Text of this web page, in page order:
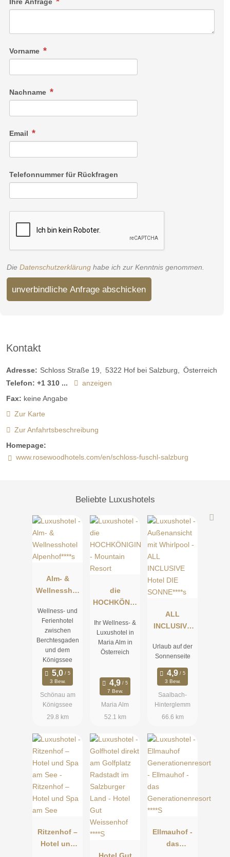
Vorname
Nachname
Email
Telefonnummer für Rückfragen
Die Datenschutzerklärung habe ich zur Kenntnis genommen.
unverbindliche Anfrage abschicken
Kontakt
Adresse: Schloss Straße 19 5322 Hof bei Salzburg
Österreich
Telefon: +1 310 ...
anzeigen
Fax: keine Angabe
Zur Karte
Zur Anfahrtsbeschreibung
Homepage:
www.rosewoodhotels.com/en/schloss-fuschl-salzburg
Beliebte Luxushotels
Alm- &
Wellnesshot
Alpenhof****
Wellness- und
Ferienhotel
zwischen
Berchtesgaden
und dem
Königssee
3 Bew.
Schönau am
Königssee
29.8 km
die
HOCHKÖNIG
Mountain
Ihr Wellness- &
Luxushotel in
Maria Alm in
Österreich
7 Bew.
Maria Alm
52.1 km
ALL
INCLUSIVE
SONNE****s
Urlaub auf der
Sonnenseite
3 Bew.
Saalbach-
Hinterglemm
66.6 km
Ritzenhof –
Hotel und
Ellmauhof -
das